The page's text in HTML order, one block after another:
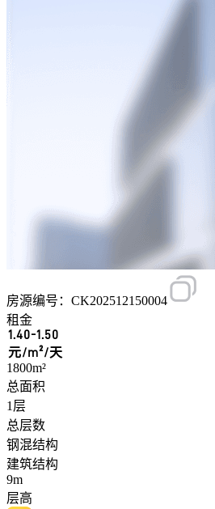
房源编号：CK202512150004
租金
1.40-1.50
元/m²/天
1800m²
总面积
1层
总层数
钢混结构
建筑结构
9m
层高